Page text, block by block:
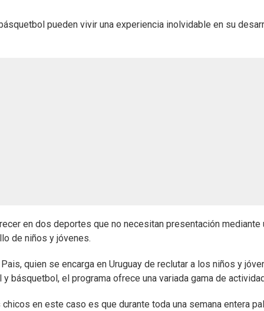
pueden vivir una experiencia inolvidable en su
en dos deportes que no necesitan presentación mediante
de niños y jóvenes.
quien se encarga en Uruguay de reclutar a los niños y
básquetbol, el programa ofrece una variada gama de
en este caso es que durante toda una semana entera